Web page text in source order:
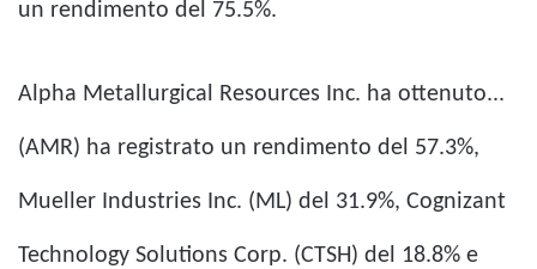
un rendimento del 75.5%.
Alpha Metallurgical Resources Inc. ha ottenuto...
(AMR) ha registrato un rendimento del 57.3%,
Mueller Industries Inc. (ML) del 31.9%, Cognizant
Technology Solutions Corp. (CTSH) del 18.8% e